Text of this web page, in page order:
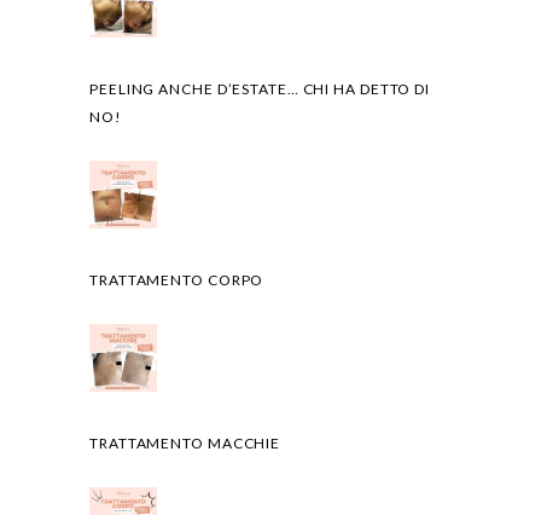
PEELING ANCHE D’ESTATE… CHI HA DETTO DI
NO!
TRATTAMENTO CORPO
TRATTAMENTO MACCHIE